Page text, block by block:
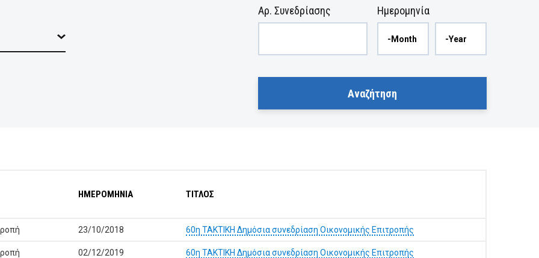
Ημερομηνία
Αρ. Συνεδρίασης
ΗΜΕΡΟΜΗΝΙΑ ΤΙΤΛΟΣ
23/10/2018 60η ΤΑΚΤΙΚΗ Δημόσια συνεδρίαση Οικονομικής Επιτροπής
02/12/2019 60η ΤΑΚΤΙΚΗ Δημόσια συνεδρίαση Οικονομικής Επιτροπής